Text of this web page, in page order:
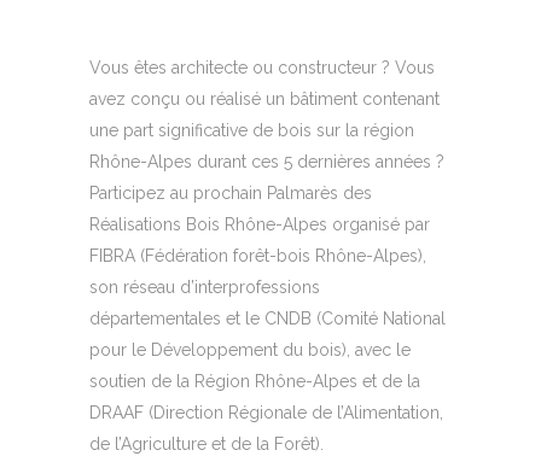
Vous êtes architecte ou constructeur ? Vous
avez conçu ou réalisé un bâtiment contenant
une part significative de bois sur la région
Rhône-Alpes durant ces 5 dernières années ?
Participez au prochain Palmarès des
Réalisations Bois Rhône-Alpes organisé par
FIBRA (Fédération forêt-bois Rhône-Alpes),
son réseau d’interprofessions
départementales et le CNDB (Comité National
pour le Développement du bois), avec le
soutien de la Région Rhône-Alpes et de la
DRAAF (Direction Régionale de l’Alimentation,
de l’Agriculture et de la Forêt).